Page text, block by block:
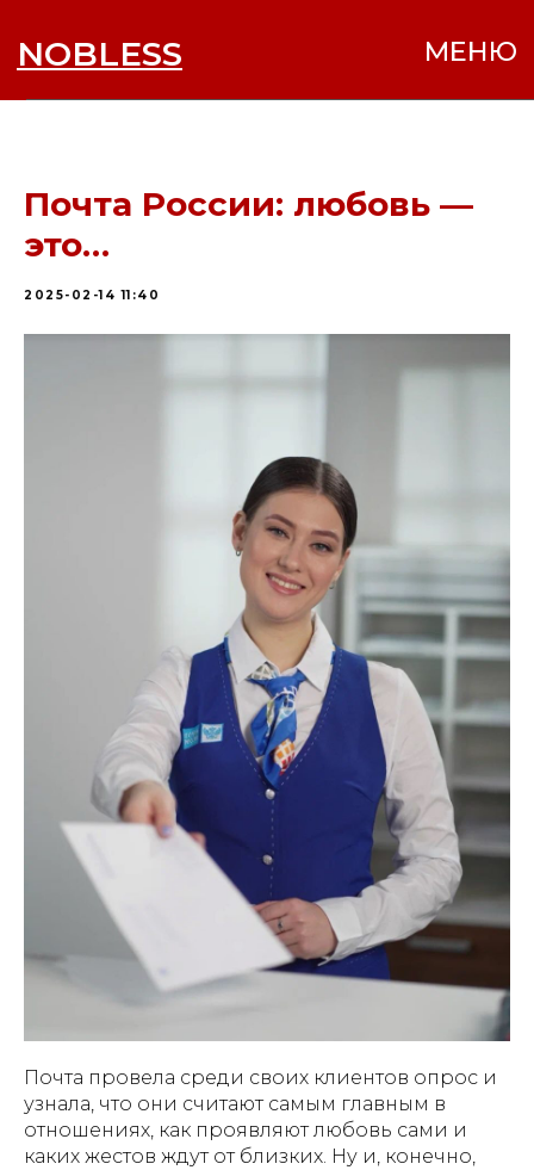
NOBLESS
Почта России: любовь —
это…
2025-02-14 11:40
Почта провела среди своих клиентов опрос и
узнала, что они считают самым главным в
отношениях, как проявляют любовь сами и
каких жестов ждут от близких. Ну и, конечно,